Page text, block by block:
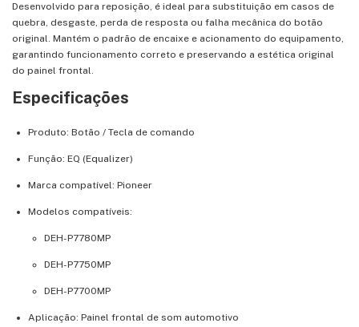
Desenvolvido para reposição, é ideal para substituição em casos de
quebra, desgaste, perda de resposta ou falha mecânica do botão
original. Mantém o padrão de encaixe e acionamento do equipamento,
garantindo funcionamento correto e preservando a estética original
do painel frontal.
Especificações
Produto: Botão / Tecla de comando
Função: EQ (Equalizer)
Marca compatível: Pioneer
Modelos compatíveis:
DEH-P7780MP
DEH-P7750MP
DEH-P7700MP
Aplicação: Painel frontal de som automotivo